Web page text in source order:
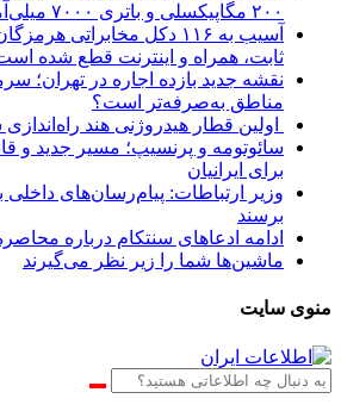
۲۰۰ مگاپیکسلی و باتری ۷۰۰۰ میلی‌آمپری در راه است
آسیب به ۱۱۶ دکل مخابراتی
ثابت، همراه و اینترنت ‌قطع شده
نقشه جدید بازده اجاره در تهران؛
مناطق به‌صرفه‌تر است؟
اولین قطار هیدروژنی هند
سائوتومه و پرنسیپ؛ مسیر جدید و
برای ایرانیان
وزیر ارتباطات: پیام‌رسان‌های داخلی
برسند
ادامه ادعاهای سنتکام درباره
ماشین‌ها شما را زیر نظر می‌گیرند
منوی سایت